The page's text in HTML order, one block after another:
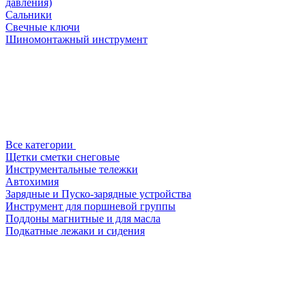
давления)
Сальники
Свечные ключи
Шиномонтажный инструмент
Все категории
Щетки сметки снеговые
Инструментальные тележки
Автохимия
Зарядные и Пуско-зарядные устройства
Инструмент для поршневой группы
Поддоны магнитные и для масла
Подкатные лежаки и сидения